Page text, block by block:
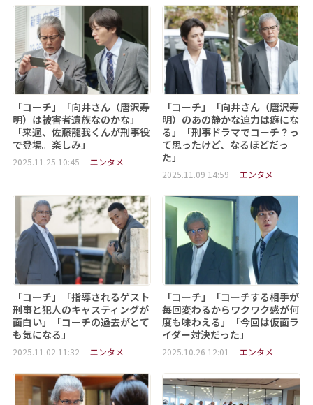
「コーチ」「向井さん（唐沢寿
明）は被害者遺族なのかな」
「来週、佐藤龍我くんが刑事役
で登場。楽しみ」
2025.11.25 10:45 エンタメ
「コーチ」「向井さん（唐沢寿
明）のあの静かな迫力は癖にな
る」「刑事ドラマでコーチ？っ
て思ったけど、なるほどだっ
た」
2025.11.09 14:59 エンタメ
「コーチ」「指導されるゲスト
刑事と犯人のキャスティングが
面白い」「コーチの過去がとて
も気になる」
2025.11.02 11:32 エンタメ
「コーチ」「コーチする相手が
毎回変わるからワクワク感が何
度も味わえる」「今回は仮面ラ
イダー対決だった」
2025.10.26 12:01 エンタメ